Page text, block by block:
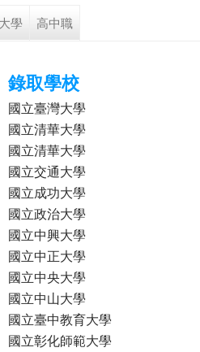
學 高中職
錄取學校
國立臺灣大學
國立清華大學
國立清華大學
國立交通大學
國立成功大學
國立政治大學
國立中興大學
國立中正大學
國立中央大學
國立中山大學
國立臺中教育大學
國立彰化師範大學